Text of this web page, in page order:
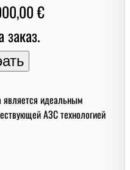
€
заказ.
является идеальным
АЗС технологией